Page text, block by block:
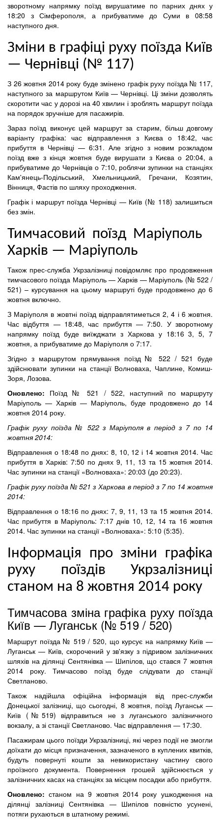
зворотному напрямку поїзд вирушатиме по парних днях у
18:20 з Сімферополя, а прибуватиме до Суми в 08:58
наступного дня.
Зміни в графіці руху поїзда Київ
— Чернівці (№ 117)
З 26 жовтня 2014 року буде змінено графік руху поїзда № 117,
наступного за маршрутом Київ — Чернівці. Ці зміни дозволять
скоротити час у дорозі на 40 хвилин і зроблять маршрут поїзда
на порядок зручніше для пасажирів.
Зараз поїзд виконує цей маршрут за старим, більш довгому
варіанту графіка: час відправлення з Києва о 18:42, час
прибуття в Чернівці — 6:31. Але згідно з новим розкладом
поїзд вже з кінця жовтня буде вирушати з Києва о 20:04, а
прибуватиме до Чернівців о 7:10, роблячи зупинки на станціях
Кам'янець-Подільський, Хмельницький, Гречани, Козятин,
Вінниця, Фастів по шляху проходження.
Графік і маршрут поїзда Чернівці — Київ (№ 118) залишиться
без змін.
Тимчасовий поїзд Маріуполь
Харків — Маріуполь
Також прес-служба Укрзалізниці повідомляє про продовження
тимчасового поїзда Маріуполь — Харків — Маріуполь (№ 522 /
521) – курсування на цьому маршруті буде продовжено до 6
жовтня включно.
З Маріуполя в жовтні поїзд відправлятиметься 2, 4 і 6 жовтня.
Час відбуття — 18:48, час прибуття — 7:50. У зворотному
напрямку поїзд буде виїжджати з Харкова у 18:16 3, 5, 7
жовтня, а прибуватиме до Маріуполя о 7:17.
Згідно з маршрутом прямування поїзд № 522 / 521 буде
здійснювати зупинки на станції Волноваха, Чаплине, Комиш-
Зоря, Лозова.
Оновлено: Поїзд № 521 / 522, наступний по маршруту
Маріуполь — Харків — Маріуполь, буде продовжено до 14
жовтня 2014 року.
Графік руху поїзда № 522 з Маріуполя в період з 7 по 14
жовтня 2014:
Відправлення о 18:48 по днях: 8, 10, 12 і 14 жовтня 2014. Час
прибуття в Харків: 7:50 по днях 9, 11, 13 та 15 жовтня 2014.
Час зупинки на станції «Волноваха»: 20:03 (до 20:23).
Графік руху поїзда № 521 з Харкова в період з 7 по 14 жовтня
2014:
Відправлення о 18:16 по днях: 7, 9, 11, 13 та 15 жовтня 2014.
Час прибуття в Маріуполь: 7:17 днів 10, 12, 14 та 16 жовтня
2014. Час зупинки на станції «Волноваха»: 5:10 (5:35).
Інформація про зміни графіка
руху поїздів Укрзалізниці
станом на 8 жовтня 2014 року
Тимчасова зміна графіка руху поїзда
Київ — Луганськ (№ 519 / 520)
Маршрут поїзда № 519 / 520, що курсує на напрямку Київ —
Луганськ — Київ, скорочений у зв'язку з підривом залізничних
шляхів на ділянці Сентянівка — Шипілов, що стався 7 жовтня
2014 року. Тимчасово поїзд буде слідувати до станції
Светланово.
Також надійшла офіційна інформація від прес-служби
Донецької залізниці, що сьогодні, 8 жовтня, поїзд Луганськ —
Київ (№519) відправиться не з луганського залізничного
вокзалу, а зі станції Светланово. Час відправлення — 17:30.
Пасажирам цього поїзди Укрзалізниці, які через події не змогли
доїхати до місця призначення, зазначеного в куплених квитків,
будуть повернуті кошти за невикористану частину свого
проїзного документа. Повернення грошей здійснюється у
залізничних касах на станціях за місцем посадки або прибуття.
Оновлено: станом на 9 жовтня 2014 року ушкодження на
ділянці залізниці Сентянівка — Шипілов повністю усунені,
потяги рухаються в штатному режимі.